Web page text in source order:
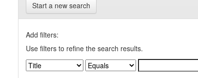
Start a new search
Add filters:
Use filters to refine the search results.